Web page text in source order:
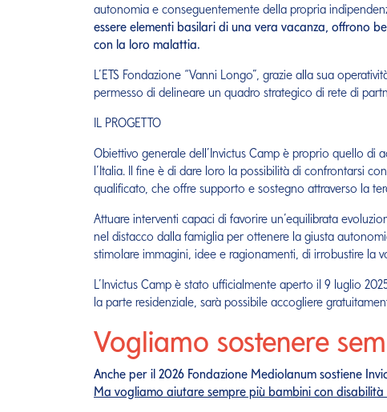
autonomia e conseguentemente della propria
essere elementi basilari di una vera vacanza, offrono
con la loro malattia.
L’ETS Fondazione “Vanni Longo”, grazie alla sua
permesso di delineare un quadro strategico di rete di
IL PROGETTO
Obiettivo generale dell’Invictus Camp è proprio quello
l’Italia. Il fine è di dare loro la possibilità di confrontarsi
qualificato, che offre supporto e sostegno attraverso la
Attuare interventi capaci di favorire un’equilibrata
nel distacco dalla famiglia per ottenere la giusta
stimolare immagini, idee e ragionamenti, di irrobustire la
L’Invictus Camp è stato ufficialmente aperto il 9 luglio
la parte residenziale, sarà possibile accogliere
Vogliamo sostenere
Anche per il 2026 Fondazione Mediolanum sostiene
Ma vogliamo aiutare sempre più bambini con